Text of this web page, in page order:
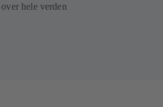
hele verden